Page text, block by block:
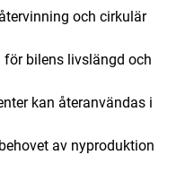
och cirkulär
för bilens livslängd och
kan återanvändas i
av nyproduktion